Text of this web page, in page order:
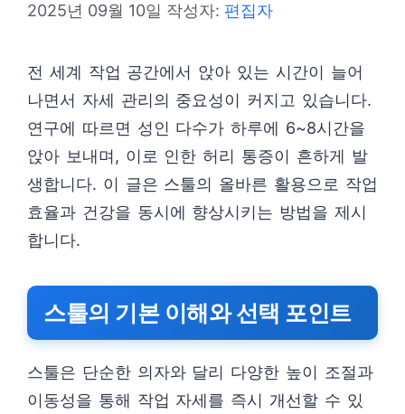
2025년 09월 10일 작성자: 편집자
전 세계 작업 공간에서 앉아 있는 시간이 늘어
나면서 자세 관리의 중요성이 커지고 있습니다.
연구에 따르면 성인 다수가 하루에 6~8시간을
앉아 보내며, 이로 인한 허리 통증이 흔하게 발
생합니다. 이 글은 스툴의 올바른 활용으로 작업
효율과 건강을 동시에 향상시키는 방법을 제시
합니다.
스툴의 기본 이해와 선택 포인트
스툴은 단순한 의자와 달리 다양한 높이 조절과
이동성을 통해 작업 자세를 즉시 개선할 수 있